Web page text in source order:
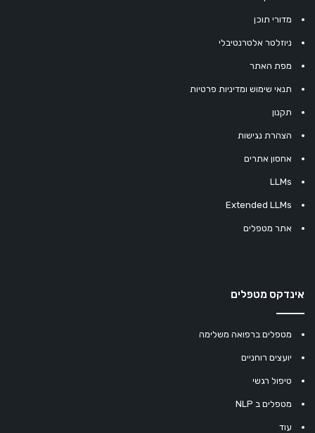
מדורי תוכן
ניוזלטר אלטרנטיבלי
מפת האתר
תנאי שימוש ומדיניות פרטיות
תקנון
הצהרת נגישות
אחסון אתרים
LLMs
Extended LLMs
אתר מטפלים
אינדקס מטפלים
מטפלים ברפואה משלימה
יועצים רוחניים
טיפול רגשי
מטפלים ב NLP
עוד